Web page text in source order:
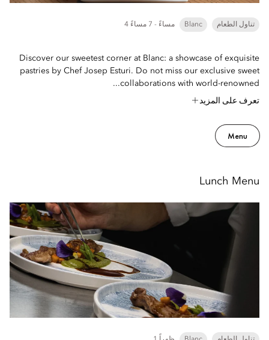
تناول الطعام Blanc 4 مساءً - 7 مساءً
Discover our sweetest corner at Blanc: a showcase of exquisite
pastries by Chef Josep Esturi. Do not miss our exclusive sweet
collaborations with world-renowned...
تعرف على المزيد
Menu
Lunch Menu